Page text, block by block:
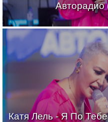
Авторадио
Катя Лель - Я По